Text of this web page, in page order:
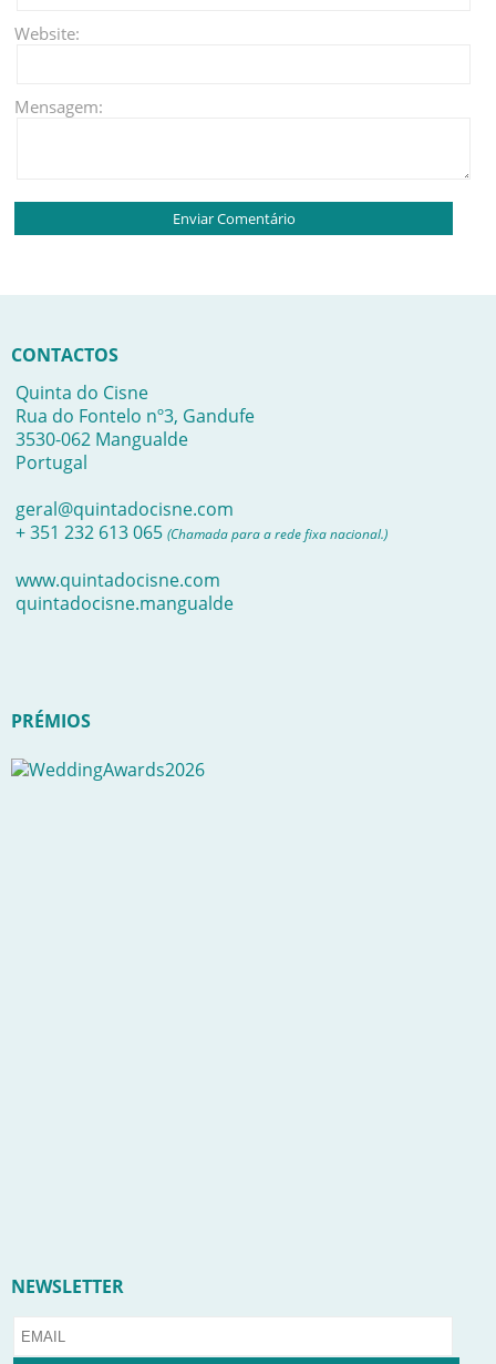
Website:
Mensagem:
CONTACTOS
Quinta do Cisne
Rua do Fontelo nº3, Gandufe
3530-062 Mangualde
Portugal
geral@quintadocisne.com
+ 351 232 613 065 (Chamada para a rede fixa nacional.)
www.quintadocisne.com
quintadocisne.mangualde
PRÉMIOS
NEWSLETTER